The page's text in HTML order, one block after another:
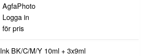
AgfaPhoto
Logga in
för pris
Ink BK/C/M/Y 10ml + 3x9ml